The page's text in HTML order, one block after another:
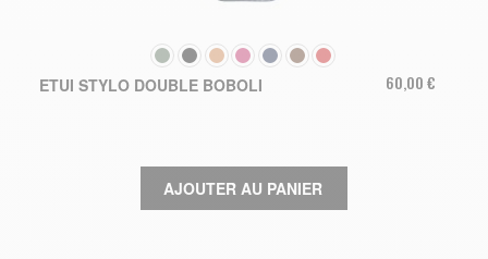
COULEUR
ETUI STYLO DOUBLE BOBOLI 60,00 €
AJOUTER AU PANIER